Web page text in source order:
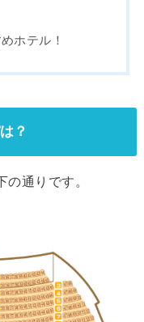
ホテル！
？
通りです。